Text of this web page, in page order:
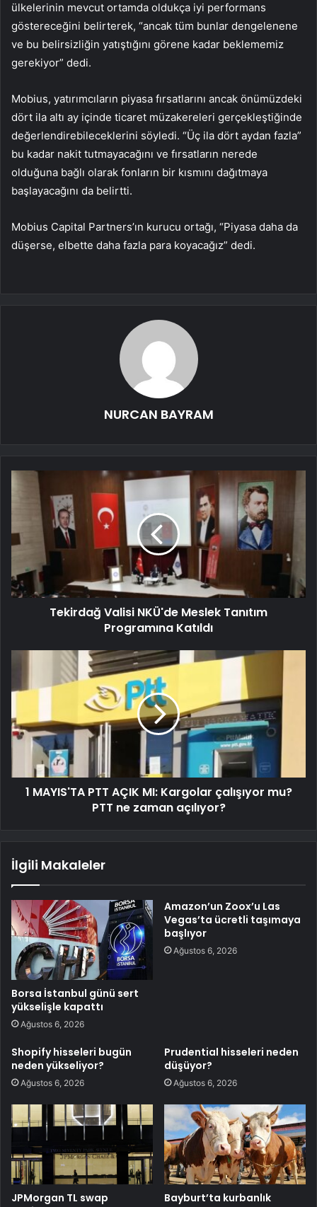
ülkelerinin mevcut ortamda oldukça iyi performans
göstereceğini belirterek, “ancak tüm bunlar dengelenene
ve bu belirsizliğin yatıştığını görene kadar beklememiz
gerekiyor” dedi.
Mobius, yatırımcıların piyasa fırsatlarını ancak önümüzdeki
dört ila altı ay içinde ticaret müzakereleri gerçekleştiğinde
değerlendirebileceklerini söyledi. “Üç ila dört aydan fazla”
bu kadar nakit tutmayacağını ve fırsatların nerede
olduğuna bağlı olarak fonların bir kısmını dağıtmaya
başlayacağını da belirtti.
Mobius Capital Partners’ın kurucu ortağı, “Piyasa daha da
düşerse, elbette daha fazla para koyacağız” dedi.
NURCAN BAYRAM
Tekirdağ Valisi NKÜ'de Meslek Tanıtım
Programına Katıldı
1 MAYIS'TA PTT AÇIK MI: Kargolar çalışıyor mu?
PTT ne zaman açılıyor?
İlgili Makaleler
Borsa İstanbul günü sert
yükselişle kapattı
Ağustos 6, 2026
Amazon’un Zoox’u Las
Vegas’ta ücretli taşımaya
başlıyor
Ağustos 6, 2026
Shopify hisseleri bugün
neden yükseliyor?
Ağustos 6, 2026
Prudential hisseleri neden
düşüyor?
Ağustos 6, 2026
JPMorgan TL swap
Bayburt’ta kurbanlık